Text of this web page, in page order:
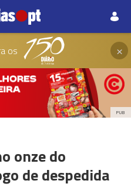
os ×
PUB
onze do
de despedida